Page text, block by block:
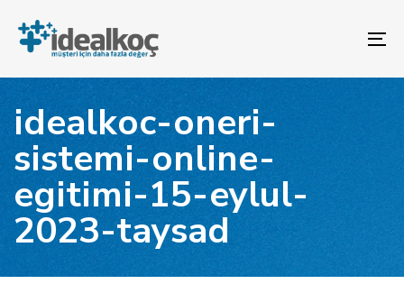
atla
gezinme
bölümüne
geç
İçeriğe
atlaidealkoc-oneri-
sistemi-online-
egitimi-15-eylul-
2023-taysad